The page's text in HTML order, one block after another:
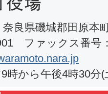
良県磯城郡田原本
ファックス番号
時から午後4時30分